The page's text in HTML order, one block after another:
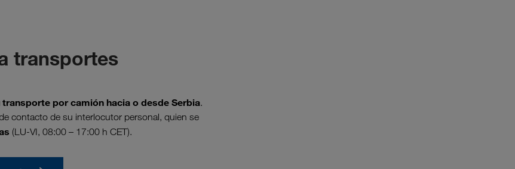
transportes
por camión hacia o desde Serbia.
contacto de su interlocutor personal, quien se
(LU-VI, 08:00 – 17:00 h CET).